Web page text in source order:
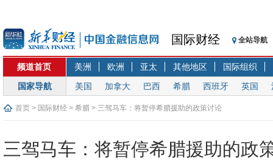
国际财经 全站导航
频道首页 美洲 欧洲 亚太 其他地区
国际组织
国家导航
美国 加拿大 巴西 希腊 西班牙 英国
首页 > 国际财经 > 希腊 > 三驾马车：将暂停希腊援助的政策讨论
三驾马车：将暂停希腊援助的政